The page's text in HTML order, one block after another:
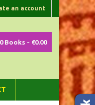
an account
0Books - €0.00